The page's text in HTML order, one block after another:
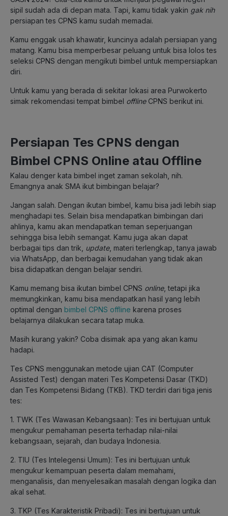
sipil sudah ada di depan mata. Tapi, kamu tidak yakin gak nih
persiapan tes CPNS kamu sudah memadai.
Kamu enggak usah khawatir, kuncinya adalah persiapan yang
matang. Kamu bisa memperbesar peluang untuk bisa lolos tes
seleksi CPNS dengan mengikuti bimbel untuk mempersiapkan
diri.
Untuk kamu yang berada di sekitar lokasi area Purwokerto
simak rekomendasi tempat bimbel offlineCPNS berikut ini.
Persiapan Tes CPNS dengan
Bimbel CPNS Online atau Offline
Kalau denger kata bimbel inget zaman sekolah, nih.
Emangnya anak SMA ikut bimbingan belajar?
Jangan salah. Dengan ikutan bimbel, kamu bisa jadi lebih siap
menghadapi tes. Selain bisa mendapatkan bimbingan dari
ahlinya, kamu akan mendapatkan teman seperjuangan
sehingga bisa lebih semangat. Kamu juga akan dapat
berbagai tips dan trik, update, materi terlengkap, tanya jawab
via WhatsApp, dan berbagai kemudahan yang tidak akan
bisa didapatkan dengan belajar sendiri.
Kamu memang bisa ikutan bimbel CPNS online, tetapi jika
memungkinkan, kamu bisa mendapatkan hasil yang lebih
optimal dengan bimbel CPNS offline karena proses
belajarnya dilakukan secara tatap muka.
Masih kurang yakin? Coba disimak apa yang akan kamu
hadapi.
Tes CPNS menggunakan metode ujian CAT (Computer
Assisted Test) dengan materi Tes Kompetensi Dasar (TKD)
dan Tes Kompetensi Bidang (TKB). TKD terdiri dari tiga jenis
tes:
1. TWK (Tes Wawasan Kebangsaan): Tes ini bertujuan untuk
mengukur pemahaman peserta terhadap nilai-nilai
kebangsaan, sejarah, dan budaya Indonesia.
2. TIU (Tes Intelegensi Umum): Tes ini bertujuan untuk
mengukur kemampuan peserta dalam memahami,
menganalisis, dan menyelesaikan masalah dengan logika dan
akal sehat.
3. TKP (Tes Karakteristik Pribadi): Tes ini bertujuan untuk